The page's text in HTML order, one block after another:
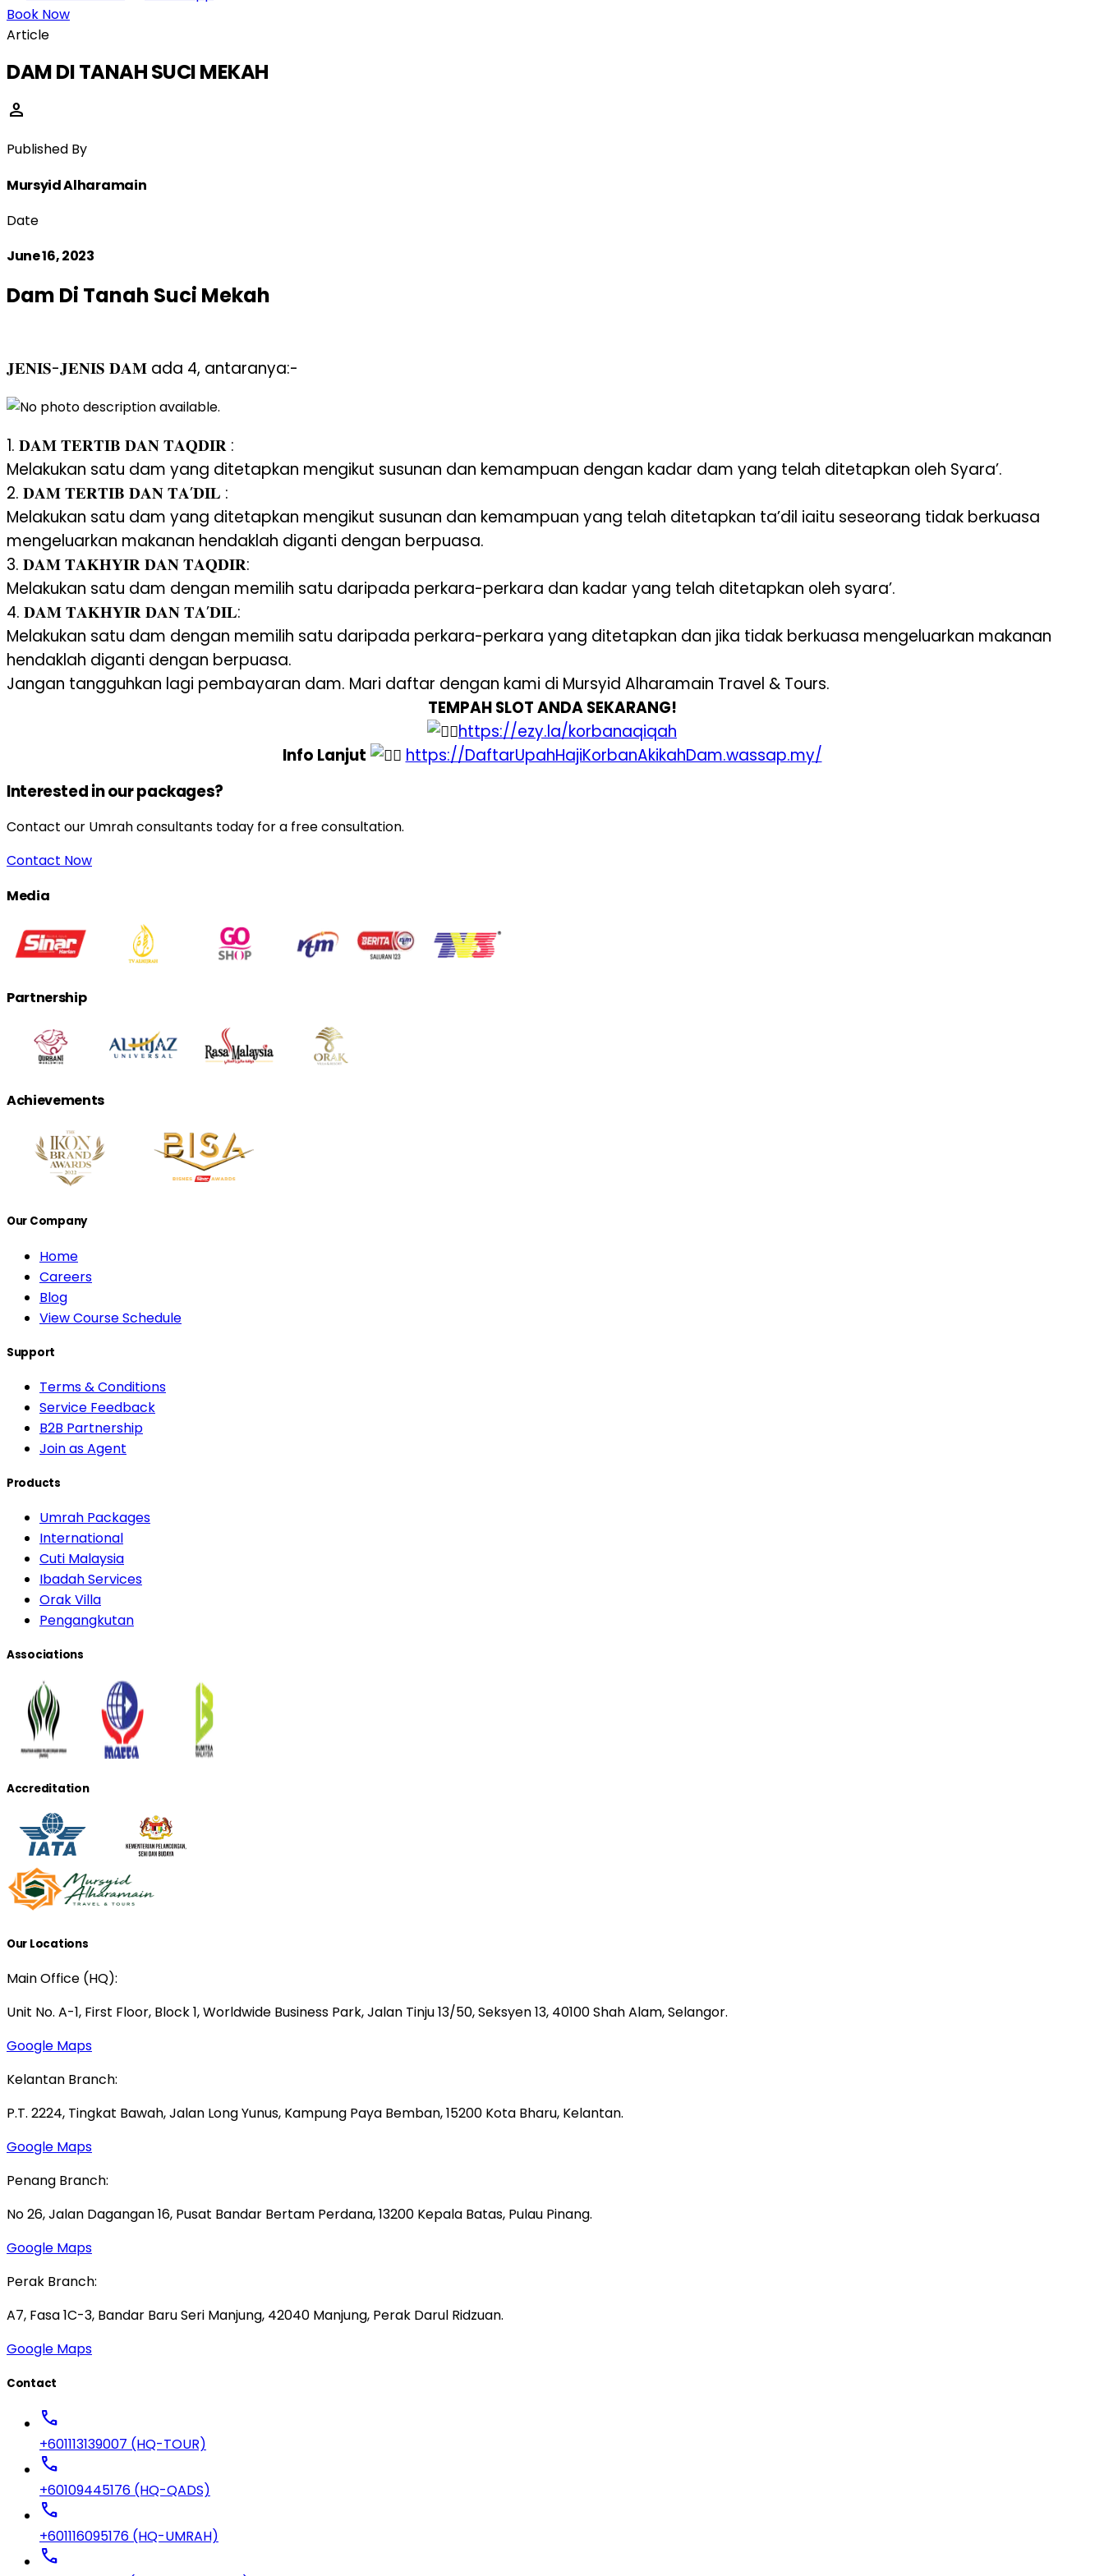
Book Now
Article
DAM DI TANAH SUCI MEKAH
person
Published By
Mursyid Alharamain
Date
June 16, 2023
Dam Di Tanah Suci Mekah
𝐉𝐄𝐍𝐈𝐒-𝐉𝐄𝐍𝐈𝐒 𝐃𝐀𝐌 ada 4, antaranya:-
1. 𝐃𝐀𝐌 𝐓𝐄𝐑𝐓𝐈𝐁 𝐃𝐀𝐍 𝐓𝐀𝐐𝐃𝐈𝐑 :
Melakukan satu dam yang ditetapkan mengikut susunan dan kemampuan dengan kadar dam yang telah ditetapkan oleh Syara’.
2. 𝐃𝐀𝐌 𝐓𝐄𝐑𝐓𝐈𝐁 𝐃𝐀𝐍 𝐓𝐀’𝐃𝐈𝐋 :
Melakukan satu dam yang ditetapkan mengikut susunan dan kemampuan yang telah ditetapkan ta’dil iaitu seseorang tidak berkuasa
mengeluarkan makanan hendaklah diganti dengan berpuasa.
3. 𝐃𝐀𝐌 𝐓𝐀𝐊𝐇𝐘𝐈𝐑 𝐃𝐀𝐍 𝐓𝐀𝐐𝐃𝐈𝐑:
Melakukan satu dam dengan memilih satu daripada perkara-perkara dan kadar yang telah ditetapkan oleh syara’.
4. 𝐃𝐀𝐌 𝐓𝐀𝐊𝐇𝐘𝐈𝐑 𝐃𝐀𝐍 𝐓𝐀’𝐃𝐈𝐋:
Melakukan satu dam dengan memilih satu daripada perkara-perkara yang ditetapkan dan jika tidak berkuasa mengeluarkan makanan
hendaklah diganti dengan berpuasa.
Jangan tangguhkan lagi pembayaran dam. Mari daftar dengan kami di Mursyid Alharamain Travel & Tours.
TEMPAH SLOT ANDA SEKARANG!
https://ezy.la/korbanaqiqah​
Info Lanjut
https://DaftarUpahHajiKorbanAkikahDam.wassap.my/
Interested in our packages?
Contact our Umrah consultants today for a free consultation.
Contact Now
Media
Partnership
Achievements
Our Company
Home
Careers
Blog
View Course Schedule
Support
Terms & Conditions
Service Feedback
B2B Partnership
Join as Agent
Products
Umrah Packages
International
Cuti Malaysia
Ibadah Services
Orak Villa
Pengangkutan
Associations
Accreditation
Our Locations
Main Office (HQ):
Unit No. A-1, First Floor, Block 1, Worldwide Business Park, Jalan Tinju 13/50, Seksyen 13, 40100 Shah Alam, Selangor.
Google Maps
Kelantan Branch:
P.T. 2224, Tingkat Bawah, Jalan Long Yunus, Kampung Paya Bemban, 15200 Kota Bharu, Kelantan.
Google Maps
Penang Branch:
No 26, Jalan Dagangan 16, Pusat Bandar Bertam Perdana, 13200 Kepala Batas, Pulau Pinang.
Google Maps
Perak Branch:
A7, Fasa 1C-3, Bandar Baru Seri Manjung, 42040 Manjung, Perak Darul Ridzuan.
Google Maps
Contact
call
+601113139007 (HQ-TOUR)
call
+60109445176 (HQ-QADS)
call
+601116095176 (HQ-UMRAH)
call